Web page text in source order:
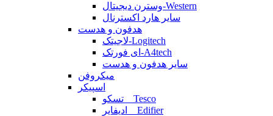
وسترن دیجیتال-Western
سایر هارد اکسترنال
هدفون و هدست
لاجیتک-Logitech
ای فورتک-A4tech
سایر هدفون و هدست
میکروفن
اسپیکر
تسکو _ Tesco
ادیفایر _ Edifier